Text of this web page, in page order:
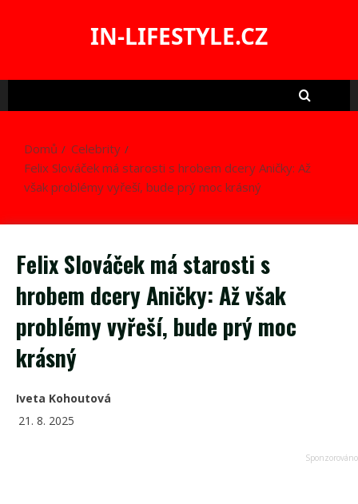
IN-LIFESTYLE.CZ
Domů
Celebrity
Felix Slováček má starosti s hrobem dcery Aničky: Až
však problémy vyřeší, bude prý moc krásný
Felix Slováček má starosti s
hrobem dcery Aničky: Až však
problémy vyřeší, bude prý moc
krásný
Iveta Kohoutová
21. 8. 2025